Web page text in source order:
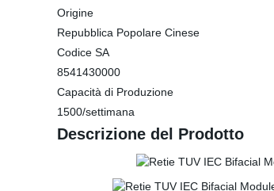
Origine
Repubblica Popolare Cinese
Codice SA
8541430000
Capacità di Produzione
1500/settimana
Descrizione del Prodotto